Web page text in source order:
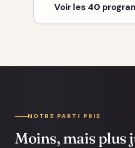
Voir les 40
NOTRE PARTI PRIS
Moins, mais plus